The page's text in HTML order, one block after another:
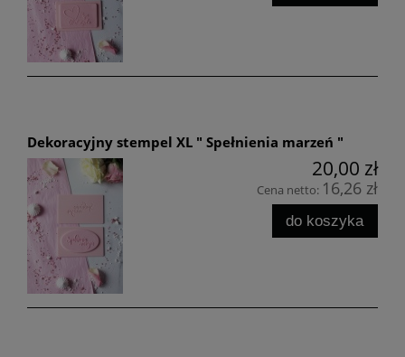
Dekoracyjny stempel XL " Spełnienia marzeń "
20,00 zł
Cena netto: 16,26 zł
do koszyka